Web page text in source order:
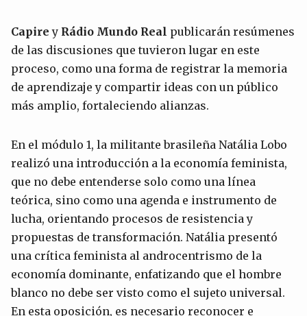
Capire y Rádio Mundo Real publicarán resúmenes
de las discusiones que tuvieron lugar en este
proceso, como una forma de registrar la memoria
de aprendizaje y compartir ideas con un público
más amplio, fortaleciendo alianzas.
En el módulo 1, la militante brasileña Natália Lobo
realizó una introducción a la economía feminista,
que no debe entenderse solo como una línea
teórica, sino como una agenda e instrumento de
lucha, orientando procesos de resistencia y
propuestas de transformación. Natália presentó
una crítica feminista al androcentrismo de la
economía dominante, enfatizando que el hombre
blanco no debe ser visto como el sujeto universal.
En esta oposición, es necesario reconocer e